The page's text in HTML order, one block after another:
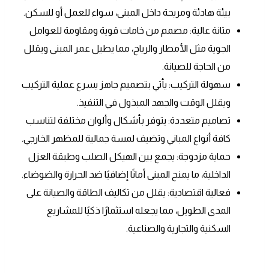
بيئة هادئة ومريحة داخل المبنى، سواء للعمل أو للسكن.
متانة عالية: مصمم من خامات قوية ومقاومة للعوامل
الجوية مثل الأمطار والرياح، مما يطيل عمر المبنى ويقلل
من الحاجة للصيانة.
سهولة التركيب: يأتي بتصميم جاهز يسرع عملية التركيب
ويقلل الوقت والجهد المبذول في التنفيذ.
تصاميم متعددة: يتوفر بأشكال وألوان مختلفة لتناسب
كافة أنواع المباني وتضيف لمسة جمالية للمظهر الخارجي.
حماية مزدوجة: يجمع بين الهيكل الصلب وطبقة العزل
الداخلية، ما يمنح المبنى أمانًا إضافيًا ضد الحرارة والضوضاء.
فعالية اقتصادية: يقلل من تكاليف الطاقة والصيانة على
المدى الطويل، مما يجعله استثمارًا ذكيًا للمشاريع
السكنية والتجارية والصناعية.